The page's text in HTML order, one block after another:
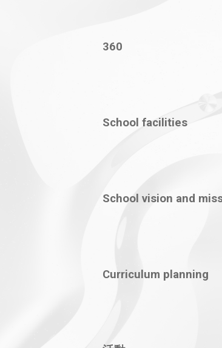
360
School facilities
School vision and
Curriculum planning